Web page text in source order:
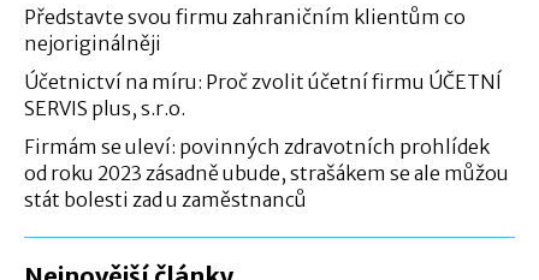
Představte svou firmu zahraničním klientům co
nejoriginálněji
Účetnictví na míru: Proč zvolit účetní firmu ÚČETNÍ
SERVIS plus, s.r.o.
Firmám se uleví: povinných zdravotních prohlídek
od roku 2023 zásadně ubude, strašákem se ale můžou
stát bolesti zad u zaměstnanců